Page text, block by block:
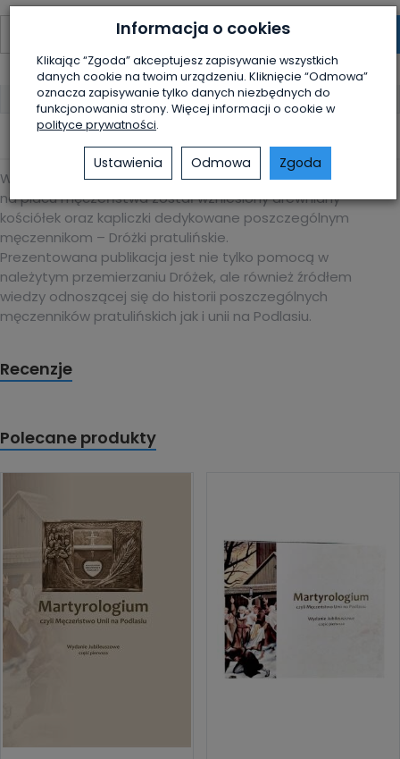
szt. dodaj do koszyka
Oprawa: Miękka
W 2012 w Sanktuarium Męczenników Podlaskich w Pratulinie
na placu męczeństwa został wzniesiony drewniany
kościółek oraz kapliczki dedykowane poszczególnym
męczennikom – Dróżki pratulińskie.
Prezentowana publikacja jest nie tylko pomocą w
należytym przemierzaniu Dróżek, ale również źródłem
wiedzy odnoszącej się do historii poszczególnych
męczenników pratulińskich jak i unii na Podlasiu.
Recenzje
Polecane produkty
Informacja o cookies
Klikając “Zgoda” akceptujesz zapisywanie wszystkich
danych cookie na twoim urządzeniu. Kliknięcie “Odmowa”
oznacza zapisywanie tylko danych niezbędnych do
funkcjonowania strony. Więcej informacji o cookie w
polityce prywatności.
Ustawienia Odmowa Zgoda